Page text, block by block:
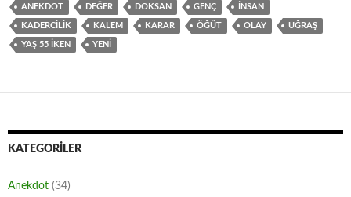
ANEKDOT DEĞER DOKSAN GENÇ INSAN
KADERCILIK KALEM KARAR ÖĞÜT OLAY UĞRAŞ
YAŞ 55 İKEN YENI
KATEGORILER
Anekdot (34)